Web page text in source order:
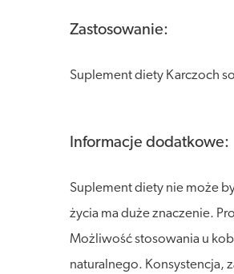
Zastosowanie:
Suplement diety Karczoch
Informacje dodatkowe:
Suplement diety nie może
życia ma duże znaczenie.
Możliwość stosowania u
naturalnego. Konsystencja,